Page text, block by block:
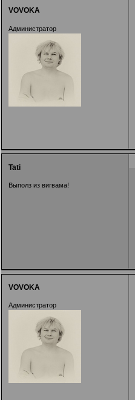
VOVOKA
Администратор
Tati
Выполз из вигвама!
VOVOKA
Администратор